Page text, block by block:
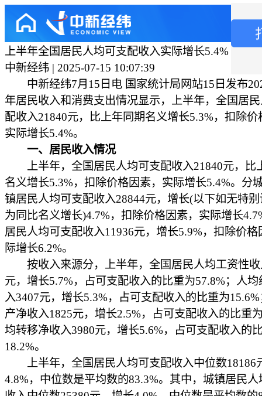
上半年全国居民人均可支配收入实际增长5.4%
中新经纬 | 2025-07-15 10:07:39
中新经纬7月15日电 国家统计局网站15日发布
年居民收入和消费支出情况显示，上半年，全国居
配收入21840元，比上年同期名义增长5.3%，扣除价
实际增长5.4%。
一、居民收入情况
上半年，全国居民人均可支配收入21840元，比
名义增长5.3%，扣除价格因素，实际增长5.4%。分
镇居民人均可支配收入28844元，增长(以下如无特
为同比名义增长)4.7%，扣除价格因素，实际增长
居民人均可支配收入11936元，增长5.9%，扣除价格
际增长6.2%。
按收入来源分，上半年，全国居民人均工资性收
元，增长5.7%，占可支配收入的比重为57.8%；人均
入3407元，增长5.3%，占可支配收入的比重为
产净收入1825元，增长2.5%，占可支配收入的比重
均转移净收入3980元，增长5.6%，占可支配收入的
18.2%。
上半年，全国居民人均可支配收入中位数18186
4.8%，中位数是平均数的83.3%。其中，城镇居民人